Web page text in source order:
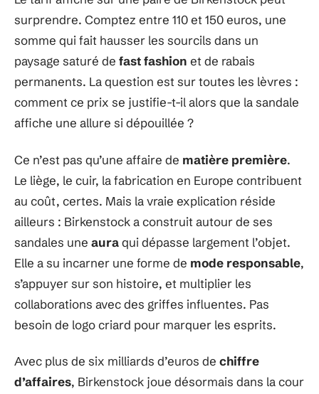
surprendre. Comptez entre 110 et 150 euros, une
somme qui fait hausser les sourcils dans un
paysage saturé de fast fashion et de rabais
permanents. La question est sur toutes les lèvres :
comment ce prix se justifie-t-il alors que la sandale
affiche une allure si dépouillée ?
Ce n’est pas qu’une affaire de matière première.
Le liège, le cuir, la fabrication en Europe contribuent
au coût, certes. Mais la vraie explication réside
ailleurs : Birkenstock a construit autour de ses
sandales une auraqui dépasse largement l’objet.
Elle a su incarner une forme de mode responsable,
s’appuyer sur son histoire, et multiplier les
collaborations avec des griffes influentes. Pas
besoin de logo criard pour marquer les esprits.
Avec plus de six milliards d’euros de chiffre
d’affaires, Birkenstock joue désormais dans la cour